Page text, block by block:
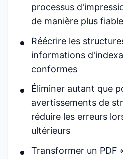
processus
de manière plus fiable
Réécrire les
informations
conformes
Éliminer autant que
avertissements de
réduire les erreurs
ultérieurs
Transformer un PDF